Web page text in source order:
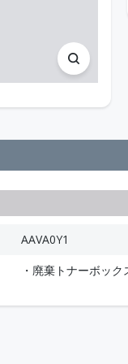
AAVA0Y1
・廃棄トナーボック